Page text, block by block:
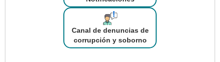
Canal de denuncias de
corrupción y soborno